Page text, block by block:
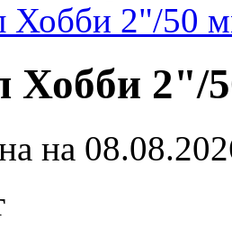
Хобби 2"/50
Хобби 2"/
на